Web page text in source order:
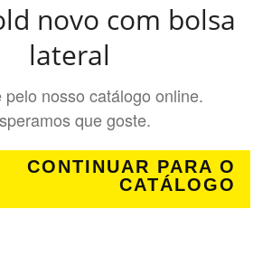
novo com bolsa
lateral
pelo nosso catálogo online.
que goste.
CONTINUAR PARA O
CATÁLOGO